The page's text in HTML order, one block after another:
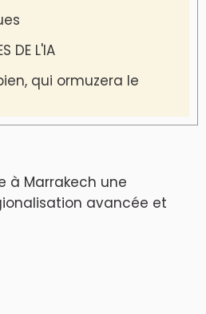
DE L'IA
qui ormuzera le
à Marrakech une
avancée et